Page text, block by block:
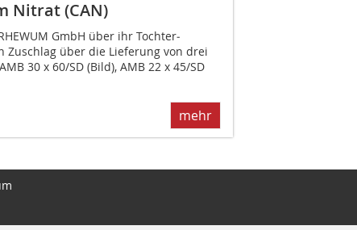
Nitrat (CAN)
GmbH über ihr Toch­ter­
Zuschlag über die Lie­ferung von drei
30 x 60/SD (Bild), AMB 22 x 45/SD
mehr